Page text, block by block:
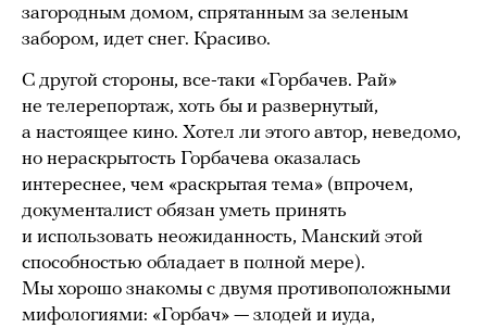
загородным домом, спрятанным за зеленым
забором, идет снег. Красиво.
С другой стороны, все-таки «Горбачев. Рай»
не телерепортаж, хоть бы и развернутый,
а настоящее кино. Хотел ли этого автор, неведомо,
но нераскрытость Горбачева оказалась
интереснее, чем «раскрытая тема» (впрочем,
документалист обязан уметь принять
и использовать неожиданность, Манский этой
способностью обладает в полной мере).
Мы хорошо знакомы с двумя противоположными
мифологиями: «Горбач» — злодей и иуда,